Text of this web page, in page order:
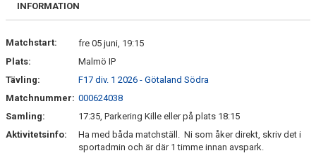
INFORMATION
Matchstart:
fre 05 juni, 19:15
Plats:
Malmö IP
Tävling:
F17 div. 1 2026 - Götaland Södra
Matchnummer: 000624038
Samling:
17:35, Parkering Kille eller på plats 18:15
Aktivitetsinfo:
Ha med båda matchställ. Ni som åker direkt, skriv det i
sportadmin och är där 1 timme innan avspark.